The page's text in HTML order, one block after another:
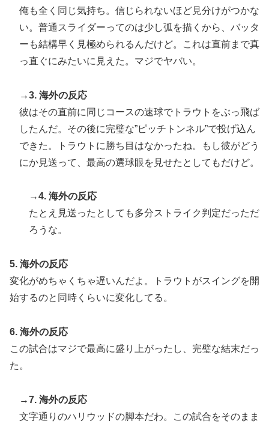
▶
韓国人「手術中に震度6強の地震、その時の日本の医療
スタッフたちの姿をご覧ください」→「マジで鳥肌立っ
た」「こういう姿は韓国も見習わないと」「あんな状況
なら日本だけではなく韓国の医療関係者も同じように行
動したはずだ」【熊本地震】
→ 「まだまだ7.5ゲーム差もあるんだぞ」「毎年暑い季
節に負けることが増えるけど結局10月には勝って終わる
んだよ」
▶ 韓国人「SKハイニックスが10%台の暴落！外国人投資
家と機関が売り越しを仕掛けコスピが4%を超える大幅
▶ 海外「全部日本の真似だったのか…」 日本の普通のテ
レビ番組が最新SNSの数十年先を行っていたと話題に
▶ 焦げだらけの業務用鉄板が水と蒸気で鏡のようにピカピ
俺も全く同じ気持ち。信じられないほど見分けがつかな
い。普通スライダーってのは少し弧を描くから、バッタ
ーも結構早く見極められるんだけど。これは直前まで真
っ直ぐにみたいに見えた。マジでヤバい。
→3. 海外の反応
彼はその直前に同じコースの速球でトラウトをぶっ飛ば
したんだ。その後に完璧な”ピッチトンネル”で投げ込ん
できた。トラウトに勝ち目はなかったね。もし彼がどう
にか見送って、最高の選球眼を見せたとしてもだけど。
→4. 海外の反応
たとえ見送ったとしても多分ストライク判定だっただ
ろうな。
5. 海外の反応
変化がめちゃくちゃ遅いんだよ。トラウトがスイングを開
始するのと同時くらいに変化してる。
6. 海外の反応
この試合はマジで最高に盛り上がったし、完璧な結末だっ
た。
→7. 海外の反応
文字通りのハリウッドの脚本だわ。この試合をそのまま